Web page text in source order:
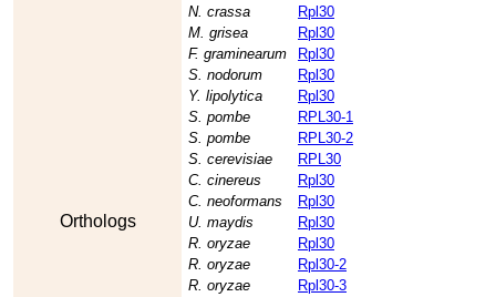
Orthologs
N. crassa
Rpl30
M. grisea
Rpl30
F. graminearum
Rpl30
S. nodorum
Rpl30
Y. lipolytica
Rpl30
S. pombe
RPL30-1
S. pombe
RPL30-2
S. cerevisiae
RPL30
C. cinereus
Rpl30
C. neoformans
Rpl30
U. maydis
Rpl30
R. oryzae
Rpl30
R. oryzae
Rpl30-2
R. oryzae
Rpl30-3